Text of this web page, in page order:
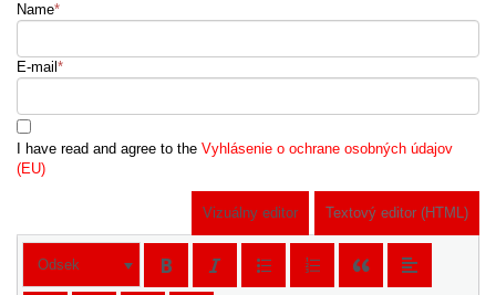
Name*
E-mail *
I have read and agree to the Vyhlásenie o ochrane osobných údajov
(EU)
Vizuálny editor Textový editor (HTML)
Odsek